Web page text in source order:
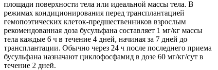
площади поверхности тела или идеальной массы тела. В
режимах кондиционирования перед трансплантацией
гемопоэтических клеток-предшественников взрослым
рекомендованная доза бусульфана составляет 1 мг/кг массы
тела каждые 6 ч в течение 4 дней, начиная за 7 дней до
трансплантации. Обычно через 24 ч после последнего приема
бусульфана назначают циклофосфамид в дозе 60 мг/кг/сут в
течение 2 дней.